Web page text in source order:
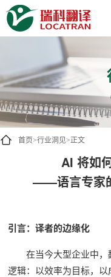
首页>行业洞见>正文
AI 将如
——语言专家
引言：译者的边缘化
在当今大型企业中
逻辑：以效率为目标，